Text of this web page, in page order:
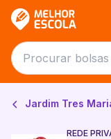
Jardim Tres
REDE